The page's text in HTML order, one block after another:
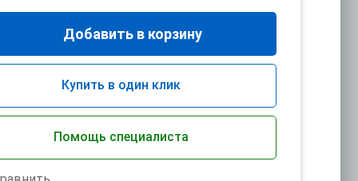
Добавить в корзину
Купить в один клик
Помощь специалиста